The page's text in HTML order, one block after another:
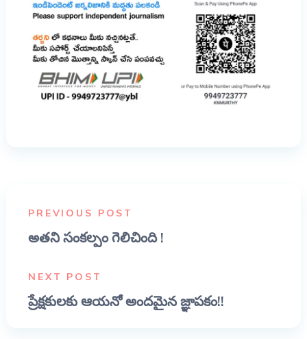
PREVIOUS POST
అతని సంకల్పం గెలిచింది !
NEXT POST
ప్రేక్షకులకు ఆయనో అందమైన జ్ఞాపకం!!